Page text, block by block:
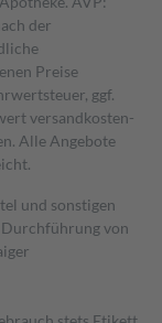
der
Preise
ggf.
versand­kosten­
Alle Angebote
und sonstigen
von